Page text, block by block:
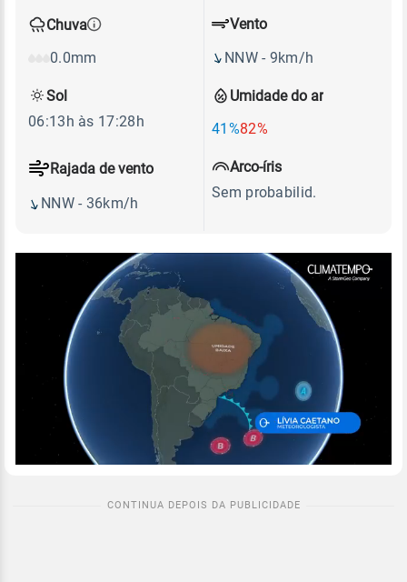
Chuva
0.0mm
Umidade do ar
41%82%
Vento
NNW - 9km/h
Rajada de vento
NNW - 36km/h
Sol
06:13h às 17:28h
Arco-íris
Sem probabilid.